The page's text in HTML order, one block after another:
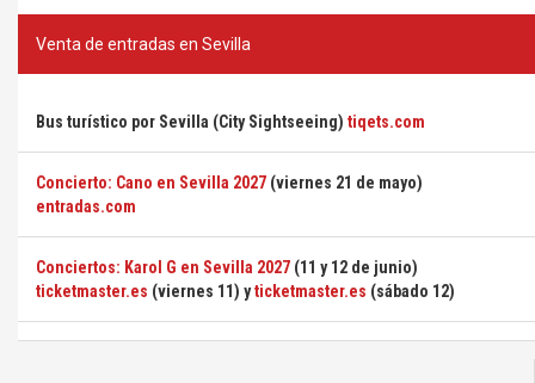
Venta de entradas en Sevilla
Bus turístico por Sevilla (City Sightseeing) tiqets.com
Concierto: Cano en Sevilla 2027 (viernes 21 de mayo)
entradas.com
Conciertos: Karol G en Sevilla 2027 (11 y 12 de junio)
ticketmaster.es (viernes 11) yticketmaster.es (sábado 12)